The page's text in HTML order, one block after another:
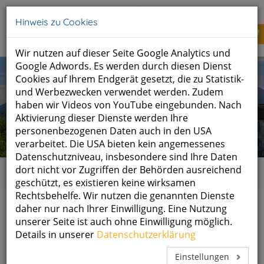
Tel: +49 (0)8651 700 50 info@schlossberghof.de
Home Kontakt
KONTAKT
Hinweis zu Cookies
Wir nutzen auf dieser Seite Google Analytics und
Google Adwords. Es werden durch diesen Dienst
Cookies auf Ihrem Endgerät gesetzt, die zu Statistik-
und Werbezwecken verwendet werden. Zudem
haben wir Videos von YouTube eingebunden. Nach
Aktivierung dieser Dienste werden Ihre
personenbezogenen Daten auch in den USA
verarbeitet. Die USA bieten kein angemessenes
Datenschutzniveau, insbesondere sind Ihre Daten
dort nicht vor Zugriffen der Behörden ausreichend
geschützt, es existieren keine wirksamen
Rechtsbehelfe. Wir nutzen die genannten Dienste
daher nur nach Ihrer Einwilligung. Eine Nutzung
unserer Seite ist auch ohne Einwilligung möglich.
Details in unserer Datenschutzerklärung
Einstellungen